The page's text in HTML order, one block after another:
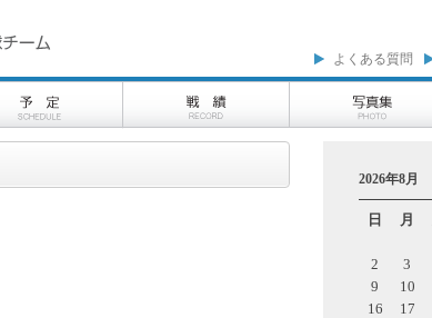
よくある質問
2026年8月
日 月
2
3
9
10
16
17